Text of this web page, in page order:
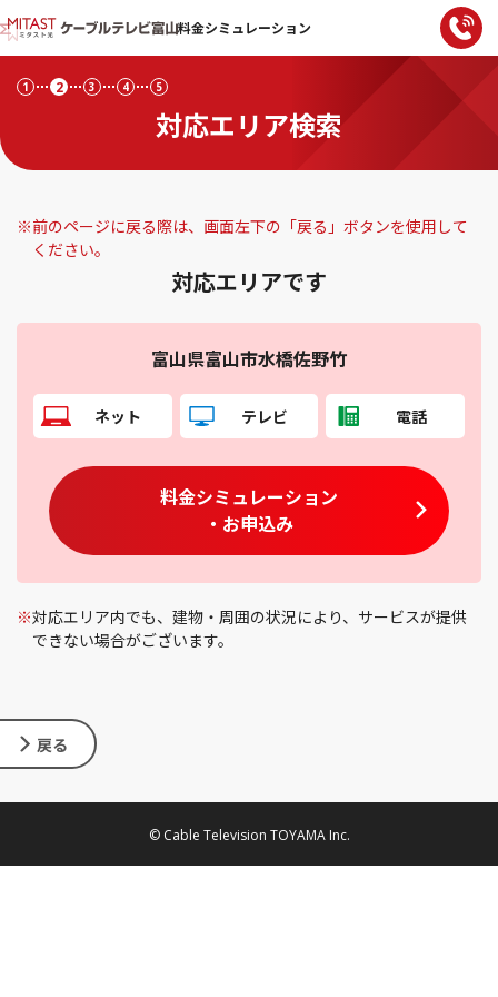
料金シミュレーション
対応エリア検索
1 2 3 4 5
※前のページに戻る際は、画面左下の「戻る」ボタンを使用して
ください。
対応エリアです
富山県富山市水橋佐野竹
ネット テレビ 電話
料金シミュレーション
・お申込み
※対応エリア内でも、建物・周囲の状況により、サービスが提供
できない場合がございます。
戻る
© Cable Television TOYAMA Inc.